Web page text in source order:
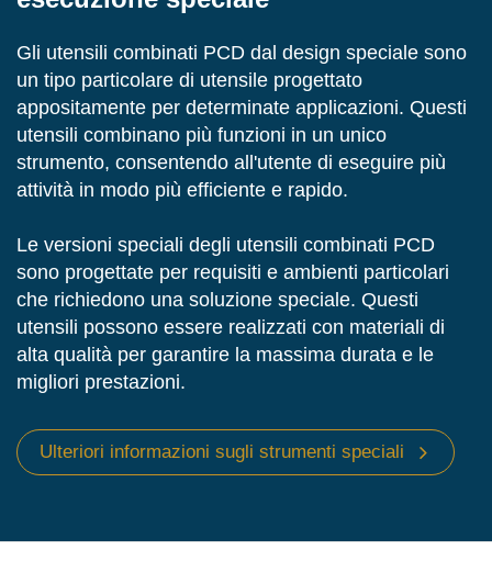
Gli utensili combinati PCD dal design speciale sono
un tipo particolare di utensile progettato
appositamente per determinate applicazioni. Questi
utensili combinano più funzioni in un unico
strumento, consentendo all'utente di eseguire più
attività in modo più efficiente e rapido.
Le versioni speciali degli utensili combinati PCD
sono progettate per requisiti e ambienti particolari
che richiedono una soluzione speciale. Questi
utensili possono essere realizzati con materiali di
alta qualità per garantire la massima durata e le
migliori prestazioni.
Ulteriori informazioni sugli strumenti speciali